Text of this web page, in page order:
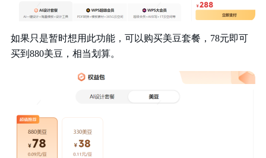
如果只是暂时想用此功能，可以购买美豆套餐，78元即可
买到880美豆，相当划算。